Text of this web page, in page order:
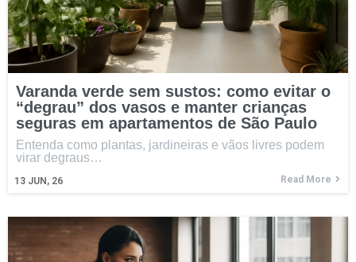
Varanda verde sem sustos: como evitar o
“degrau” dos vasos e manter crianças
seguras em apartamentos de São Paulo
13 JUN, 26
Entenda como plantas, jardineiras e vãos livres podem
virar degraus…
Read More